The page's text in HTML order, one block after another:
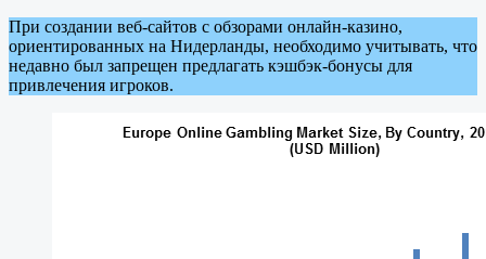
При создании веб-сайтов с обзорами онлайн-казино,
ориентированных на Нидерланды, необходимо учитывать, что
недавно был запрещен предлагать кэшбэк-бонусы для
привлечения игроков.